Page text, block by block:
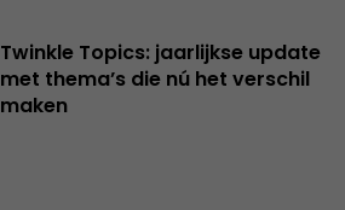
Twinkle Topics: jaarlijkse update
met thema’s die nú het verschil
maken